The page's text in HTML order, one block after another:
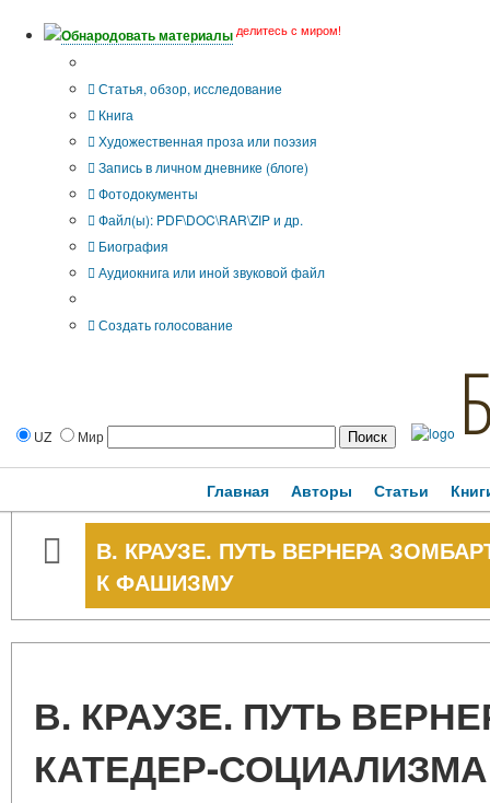
Обнародовать материалы делитесь с миром!
Статья, обзор, исследование
Книга
Художественная проза или поэзия
Запись в личном дневнике (блоге)
Фотодокументы
Файл(ы): PDF\DOC\RAR\ZIP и др.
Биография
Аудиокнига или иной звуковой файл
Создать голосование
UZ Мир
Главная Авторы Статьи
В. КРАУЗЕ. ПУТЬ ВЕРНЕРА
К ФАШИЗМУ
В. КРАУЗЕ. ПУТЬ
КАТЕДЕР-